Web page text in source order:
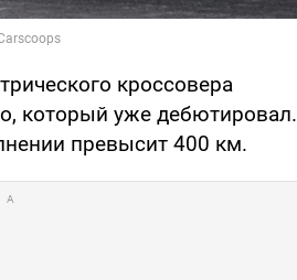
кроссовера
который уже дебютировал.
превысит 400 км.